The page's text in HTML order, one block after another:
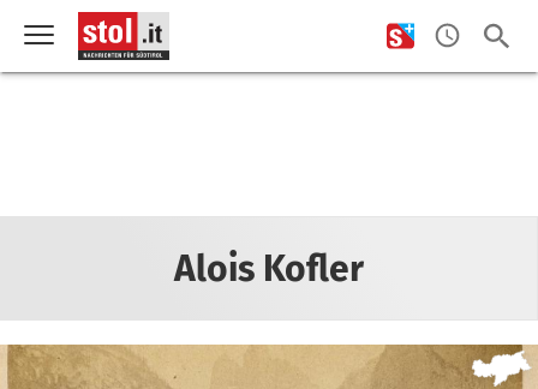
Alois Kofler